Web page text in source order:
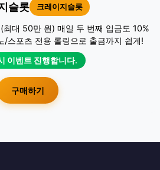
슬롯 크레이지슬롯
대 50만 원) 매일 두 번째 입금도 10%
/스포츠 전용 롤링으로 출금까지 쉽게!
이벤트 진행합니다.
구매하기